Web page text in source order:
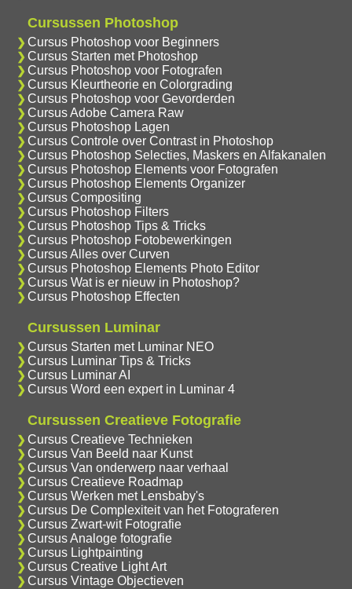
Cursussen Photoshop
Cursus Photoshop voor Beginners
Cursus Starten met Photoshop
Cursus Photoshop voor Fotografen
Cursus Kleurtheorie en Colorgrading
Cursus Photoshop voor Gevorderden
Cursus Adobe Camera Raw
Cursus Photoshop Lagen
Cursus Controle over Contrast in Photoshop
Cursus Photoshop Selecties, Maskers en Alfakanalen
Cursus Photoshop Elements voor Fotografen
Cursus Photoshop Elements Organizer
Cursus Compositing
Cursus Photoshop Filters
Cursus Photoshop Tips & Tricks
Cursus Photoshop Fotobewerkingen
Cursus Alles over Curven
Cursus Photoshop Elements Photo Editor
Cursus Wat is er nieuw in Photoshop?
Cursus Photoshop Effecten
Cursussen Luminar
Cursus Starten met Luminar NEO
Cursus Luminar Tips & Tricks
Cursus Luminar AI
Cursus Word een expert in Luminar 4
Cursussen Creatieve Fotografie
Cursus Creatieve Technieken
Cursus Van Beeld naar Kunst
Cursus Van onderwerp naar verhaal
Cursus Creatieve Roadmap
Cursus Werken met Lensbaby's
Cursus De Complexiteit van het Fotograferen
Cursus Zwart-wit Fotografie
Cursus Analoge fotografie
Cursus Lightpainting
Cursus Creative Light Art
Cursus Vintage Objectieven